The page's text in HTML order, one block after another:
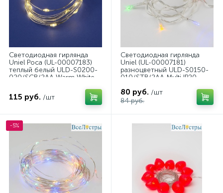
Светодиодная гирлянда
Uniel Роса (UL-00007183)
теплый белый ULD-S0200-
020/SСB/2AA Warm White
115 руб. /шт
Светодиодная гирлянда
Uniel (UL-00007181)
разноцветный ULD-S0150-
010/STB/2AA Multi IP20
80 руб. /шт
84 руб.
-5%